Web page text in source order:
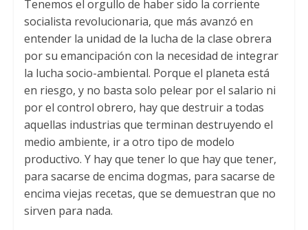
Tenemos el orgullo de haber sido la corriente
socialista revolucionaria, que más avanzó en
entender la unidad de la lucha de la clase obrera
por su emancipación con la necesidad de integrar
la lucha socio-ambiental. Porque el planeta está
en riesgo, y no basta solo pelear por el salario ni
por el control obrero, hay que destruir a todas
aquellas industrias que terminan destruyendo el
medio ambiente, ir a otro tipo de modelo
productivo. Y hay que tener lo que hay que tener,
para sacarse de encima dogmas, para sacarse de
encima viejas recetas, que se demuestran que no
sirven para nada.